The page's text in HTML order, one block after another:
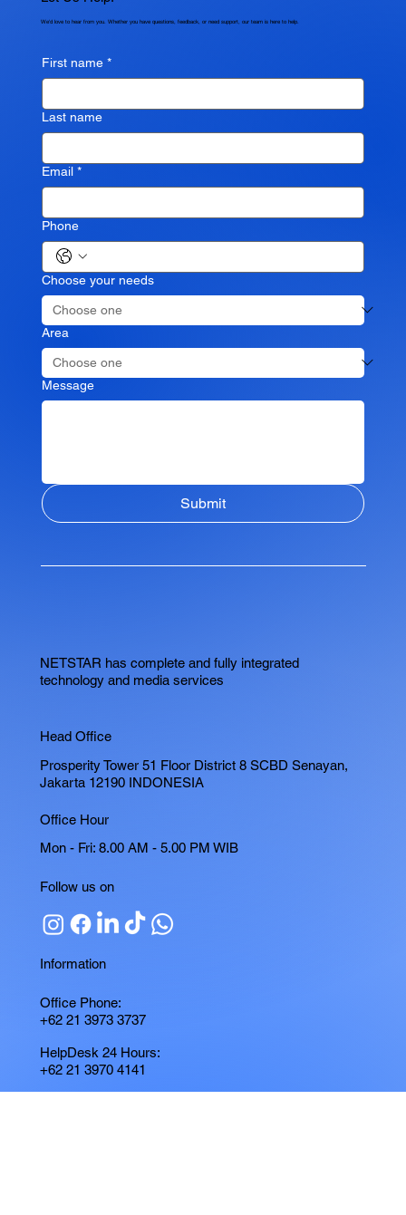
We'd love to hear from you. Whether you have questions, feedback, or need support, our team is here to help.
First name *
Last name
Email *
Phone
Choose your needs
Area
Message
Submit
NETSTAR has complete and fully integrated
technology and media services
Head Office
Prosperity Tower 51 Floor District 8 SCBD Senayan,
Jakarta 12190 INDONESIA
Office Hour
Mon - Fri: 8.00 AM - 5.00 PM WIB
Follow us on
Information
Office Phone:
+62 21 3973 3737
HelpDesk 24 Hours:
+62 21 3970 4141